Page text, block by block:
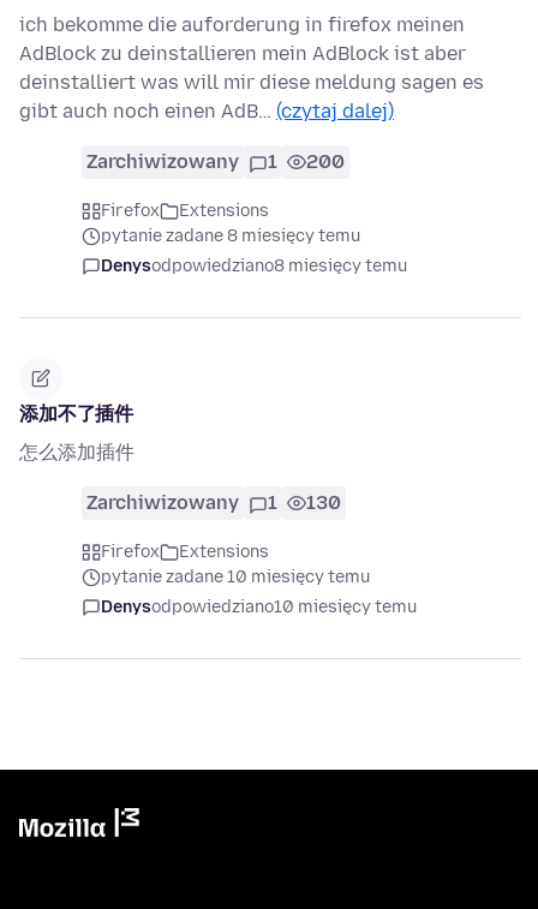
ich bekomme die auforderung in firefox meinen
AdBlock zu deinstallieren mein AdBlock ist aber
deinstalliert was will mir diese meldung sagen es
gibt auch noch einen AdB… (czytaj dalej)
Zarchiwizowany 1 200
Firefox
Extensions
pytanie zadane 8 miesięcy temu
Denysodpowiedziano8 miesięcy temu
添加不了插件
怎么添加插件
Zarchiwizowany 1 130
Firefox
Extensions
pytanie zadane 10 miesięcy temu
Denysodpowiedziano10 miesięcy temu